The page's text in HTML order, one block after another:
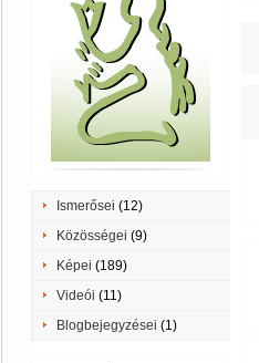
Ismerősei (12)
Közösségei (9)
Képei (189)
Videói (11)
Blogbejegyzései (1)